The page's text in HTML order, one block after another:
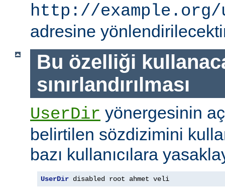
http://example.org/
adresine
Bu özelliği
sınırlandırılması
UserDir yönergesinin
belirtilen sözdizimini
bazı kullanıcılara
UserDir disabled root ahmet veli